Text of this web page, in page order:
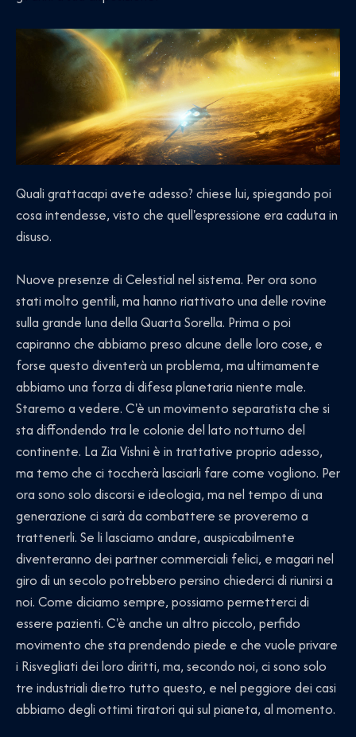
Quali grattacapi avete adesso? chiese lui, spiegando poi
cosa intendesse, visto che quell'espressione era caduta in
disuso.
Nuove presenze di Celestial nel sistema. Per ora sono
stati molto gentili, ma hanno riattivato una delle rovine
sulla grande luna della Quarta Sorella. Prima o poi
capiranno che abbiamo preso alcune delle loro cose, e
forse questo diventerà un problema, ma ultimamente
abbiamo una forza di difesa planetaria niente male.
Staremo a vedere. C'è un movimento separatista che si
sta diffondendo tra le colonie del lato notturno del
continente. La Zia Vishni è in trattative proprio adesso,
ma temo che ci toccherà lasciarli fare come vogliono. Per
ora sono solo discorsi e ideologia, ma nel tempo di una
generazione ci sarà da combattere se proveremo a
trattenerli. Se li lasciamo andare, auspicabilmente
diventeranno dei partner commerciali felici, e magari nel
giro di un secolo potrebbero persino chiederci di riunirsi a
noi. Come diciamo sempre, possiamo permetterci di
essere pazienti. C'è anche un altro piccolo, perfido
movimento che sta prendendo piede e che vuole privare
i Risvegliati dei loro diritti, ma, secondo noi, ci sono solo
tre industriali dietro tutto questo, e nel peggiore dei casi
abbiamo degli ottimi tiratori qui sul pianeta, al momento.